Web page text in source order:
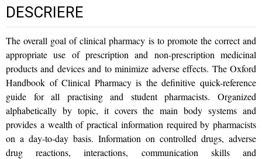
DESCRIERE
The overall goal of clinical pharmacy is to promote the correct and
appropriate use of prescription and non-prescription medicinal
products and devices and to minimize adverse effects. The Oxford
Handbook of Clinical Pharmacy is the definitive quick-reference
guide for all practising and student pharmacists. Organized
alphabetically by topic, it covers the main body systems and
provides a wealth of practical information required by pharmacists
on a day-to-day basis. Information on controlled drugs, adverse
drug reactions, interactions, communication skills and